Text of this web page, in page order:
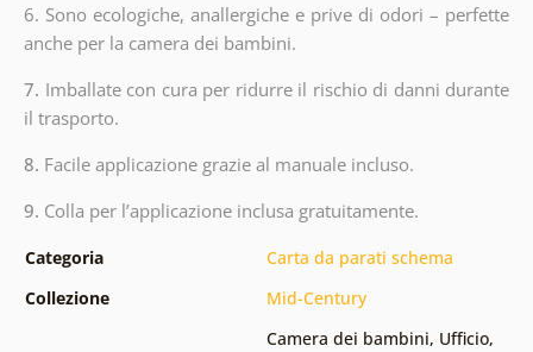
6. Sono ecologiche, anallergiche e prive di odori – perfette
anche per la camera dei bambini.
7. Imballate con cura per ridurre il rischio di danni durante
il trasporto.
8. Facile applicazione grazie al manuale incluso.
9. Colla per l’applicazione inclusa gratuitamente.
Categoria
Carta da parati schema
Collezione
Mid-Century
Camera dei bambini, Ufficio,